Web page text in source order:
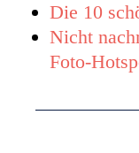
Die 10
Nicht
Foto-